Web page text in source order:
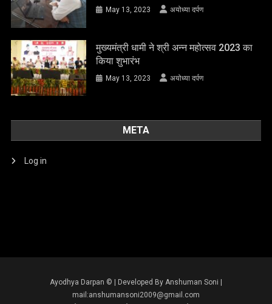
May 13, 2023 अयोध्या दर्पण
मुख्यमंत्री धामी ने श्री अन्न महोत्सव 2023 का
किया शुभारंभ
May 13, 2023 अयोध्या दर्पण
META
Log in